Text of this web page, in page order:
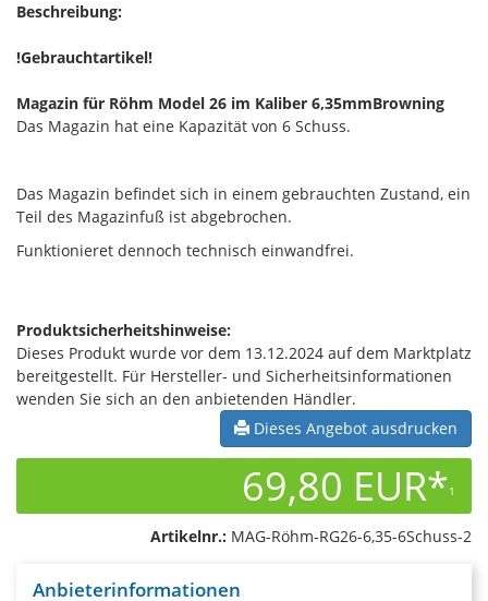
Beschreibung:
!Gebrauchtartikel!
Magazin für Röhm Model 26 im Kaliber 6,35mmBrowning
Das Magazin hat eine Kapazität von 6 Schuss.
Das Magazin befindet sich in einem gebrauchten Zustand, ein
Teil des Magazinfuß ist abgebrochen.
Funktionieret dennoch technisch einwandfrei.
Produktsicherheitshinweise:
Dieses Produkt wurde vor dem 13.12.2024 auf dem Marktplatz
bereitgestellt. Für Hersteller- und Sicherheitsinformationen
wenden Sie sich an den anbietenden Händler.
Dieses Angebot ausdrucken
69,80 EUR*1
Artikelnr.: MAG-Röhm-RG26-6,35-6Schuss-2
Anbieterinformationen